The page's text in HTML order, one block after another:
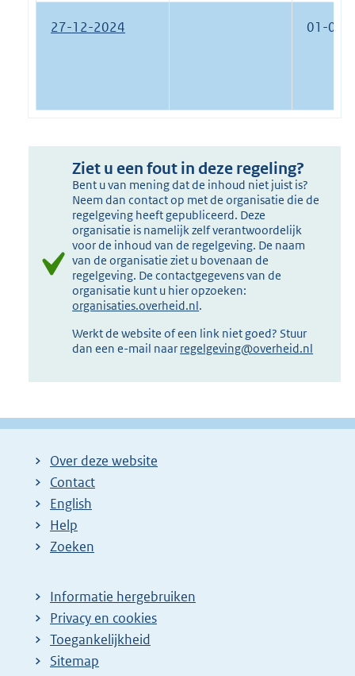
27-12-2024 01-01-
Ziet u een fout in deze regeling?
Bent u van mening dat de inhoud niet juist is?
Neem dan contact op met de organisatie die de
regelgeving heeft gepubliceerd. Deze
organisatie is namelijk zelf verantwoordelijk
voor de inhoud van de regelgeving. De naam
van de organisatie ziet u bovenaan de
regelgeving. De contactgegevens van de
organisatie kunt u hier opzoeken:
organisaties.overheid.nl.
Werkt de website of een link niet goed? Stuur
dan een e-mail naar regelgeving@overheid.nl
Over deze website
Contact
English
Help
Zoeken
Informatie hergebruiken
Privacy en cookies
Toegankelijkheid
Sitemap